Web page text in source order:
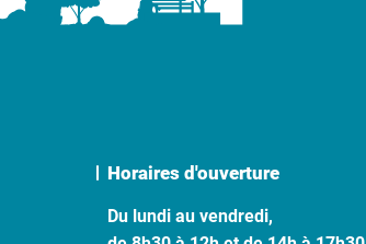
Horaires d'ouverture
Du lundi au vendredi,